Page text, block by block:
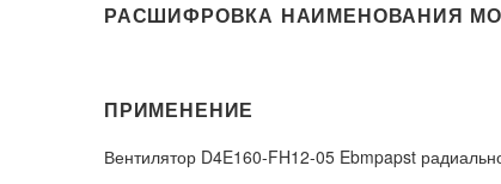
РАСШИФРОВКА НАИМЕНОВАНИЯ
ПРИМЕНЕНИЕ
Вентилятор D4E160-FH12-05 Ebmpapst